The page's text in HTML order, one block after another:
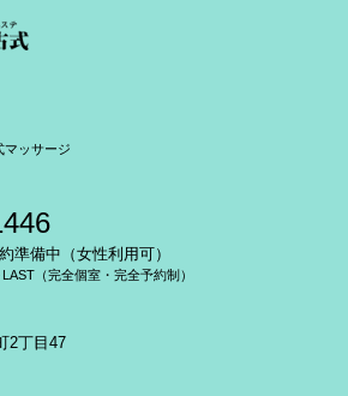
ッサージ
準備中（女性利用可）
（完全個室・完全予約制）
2丁目47